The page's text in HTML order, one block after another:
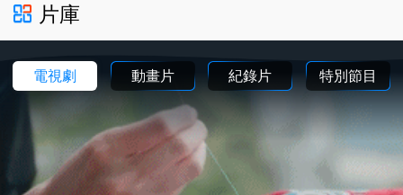
片庫
電視劇 動畫片 紀錄片 特別節目